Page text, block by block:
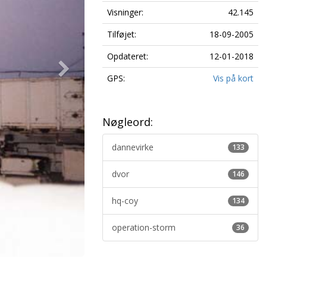
Visninger:
42.145
Tilføjet:
18-09-2005
Opdateret:
12-01-2018
GPS:
Vis på kort
Nøgleord:
133
dannevirke
146
dvor
134
hq-coy
36
operation-storm